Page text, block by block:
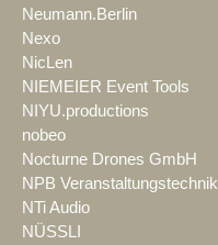
Neumann.Berlin
Nexo
NicLen
NIEMEIER Event Tools
NIYU.productions
nobeo
Nocturne Drones GmbH
NPB Veranstaltungstechnik
NTi Audio
NÜSSLI